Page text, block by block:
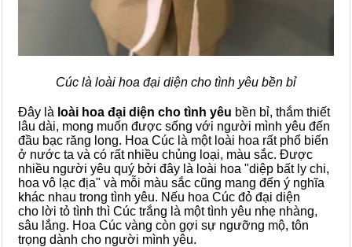
Cúc là loài hoa đại diện cho tình yêu bền bỉ
Đây là loài hoa đại diện cho tình yêu bền bỉ, thắm thiết
lâu dài, mong muốn được sống với người mình yêu đến
đầu bạc răng long. Hoa Cúc là một loài hoa rất phổ biến
ở nước ta và có rất nhiều chủng loại, màu sắc. Được
nhiều người yêu quý bởi đây là loài hoa "diệp bất ly chi,
hoa vô lạc địa" và mỗi màu sắc cũng mang đến ý nghĩa
khác nhau trong tình yêu. Nếu hoa Cúc đỏ đại diện
cho lời tỏ tình thì Cúc trắng là một tình yêu nhẹ nhàng,
sâu lắng. Hoa Cúc vàng còn gợi sự ngưỡng mộ, tôn
trọng dành cho người mình yêu.